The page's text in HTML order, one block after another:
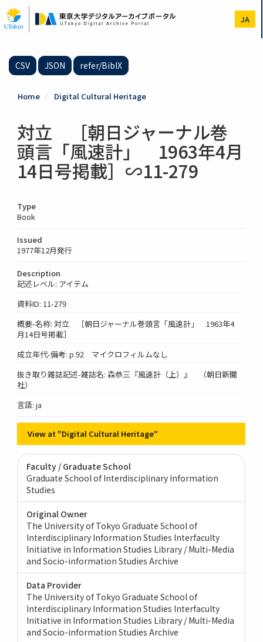
to
main
JA
CSV JSON refer/BibIX
Home Digital Cultural Heritage
対立 ［朝日ジャーナル巻
頭言「風速計」 1963年4月
14日号掲載］∽11-279
Type
Book
Issued
1977年12月発行
Description
記述レベル: アイテム
資料ID: 11-279
概要-名称: 対立 ［朝日ジャーナル巻頭言「風速計」 1963年4
月14日号掲載］
成立年代-備考: p.92 マイクロフィルムなし
抜き取り雑誌記述-雑誌名: 森恭三『風速計（上）』 （朝日新聞
社）
言語: ja
View at "Digital Cultural Heritage"
Faculty / Graduate School
Graduate School of Interdisciplinary Information
Studies
Original Owner
The University of Tokyo Graduate School of
Interdisciplinary Information Studies Interfaculty
Initiative in Information Studies Library / Multi-Media
and Socio-information Studies Archive
Data Provider
The University of Tokyo Graduate School of
Interdisciplinary Information Studies Interfaculty
Initiative in Information Studies Library / Multi-Media
and Socio-information Studies Archive